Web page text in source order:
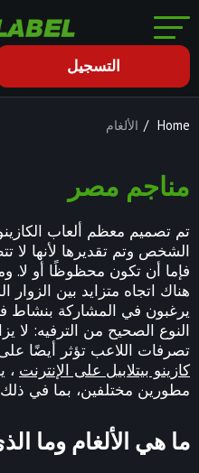
التسجيل
Home
/ الألغام
مناجم مصر
تم تصميم معظم ألعاب
الشخص وتم تقديرها لأنها لا
فإما أن تكون محظوظًا أو لا.
هناك اتجاه متزايد بين
يرغبون في المشاركة بنشاط
النوع الصحيح من الترفيه: لا
تصرفات اللاعب تؤثر أيضًا
كازينو بيتلابيل على الإنترنت ،
مطورين مختلفين، بما في ذلك
ما هي الألغام وما